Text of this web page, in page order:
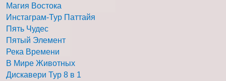
Магия Востока
Инстаграм-Тур Паттайя
Пять Чудес
Пятый Элемент
Река Времени
В Мире Животных
Дискавери Тур 8 в 1